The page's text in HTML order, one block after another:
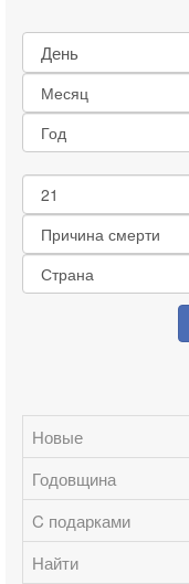
Новые
Годовщина
C подарками
Найти